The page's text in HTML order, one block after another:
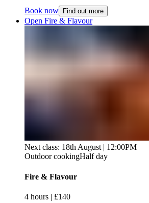
Book now Find out more
Open Fire & Flavour​​​​‌ ‍ ​‍​‍‌‍ ‌ ​‍‌‍‍‌‌‍‌ ‌‍‍‌‌‍ ‍​‍​‍​ ‍‍​‍​‍‌ ​ ‌‍​‌‌‍ ‍‌‍‍‌‌ ‌​‌ ‍‌​‍ ‍‌‍‍‌‌‍ ​‍​‍​‍ ​​‍​‍‌‍‍​‌ ​‍‌‍‌‌‌‍‌‍​‍​‍​ ‍‍​‍​‍‌‍‍​‌ ‌​‌ ‌​‌ ​​‌ ​ ​ ‍‍​‍ ​‍ ‌‍ ​​‍ ‌‌‍​‌‌‍ ‍‌‍‌​​‍ ‌‌ ​‍​‍ ‌‌‍‍​‌‍ ‌ ‌​‌‍‌‌‌‍ ​‌ ​ ​‍ ‌‌ ​ ‌ ‌​‌ ‌‌‌‍‌​‌‍‍‌‌‍ ​‍ ‍‌ ‌‍‌‍‌‌‌ ​‍‌‍​ ‌‍‌‌‌‍ ​​‍ ‍‌‍​‌‌ ​​‌ ​​​‍ ‌‍‍‌‌‍ ‍‌ ‌​‌‍‌‌‌‍ ‍‌ ‌​​‍ ‌‍‌‌‌‍‌​‌‍‍‌‌ ‌​​‍ ‌‍ ‌‌‍ ‌‍‌​‌‍‌‌​ ‌‌ ​​‌ ​‍‌‍‌‌‌ ​ ‌‍‌‌‌‍ ‍‌ ‌​‌‍​‌‌ ‌​‌‍‍‌‌‍ ‌‍ ‍​ ‍ ‌‍‍‌‌‍‌​​ ‌​ ​‍​ ‌‌‌‍‌​​ ‍‌​ ​‌​ ‍​​ ​‍​ ​‌​‍ ‌‌‍​‌​ ​‌​ ‌‌​ ​ ​‍ ‌​ ‌​‌‍‌​​ ‌‌​ ‌‌​‍ ‌‌‍​‌‌‍‌‍‌‍‌‌‌‍​‌​‍ ‌​ ‌ ​ ‌ ‌‍‌‌​ ‌​​ ‌ ​ ​ ​ ‌‍​ ‌​‌‍‌‍​ ​ ​ ​​​ ‌ ​ ‍ ‌ ‌​‌ ‍‌‌ ​​‌‍‌‌​ ‌‌‍‍​‌‍ ‌ ‌​‌‍‌‌‌‍ ​‌​​ ‌‍ ​‌‍​‌‌ ​ ‌ ​ ​ ‍ ‌ ​​‌‍​‌‌ ‌​‌‍‍​​ ‌‌ ‌​‌‍‍‌‌ ‌​‌‍ ​‌‍‌‌​ ‌‍​‍‌‍​‌‌ ​ ‌‍‌‌‌‌‌‌‌ ​‍‌‍ ​​ ‌‌‍‍​‌ ‌​‌ ‌​‌ ​​‌ ​ ​‍‌‌​ ​ ‌​​‌​‍‌‌​ ​‍‌​‌‍​‍‌‌​ ​‍‌​‌‍‌‍ ​​‍ ‌‌‍​‌‌‍ ‍‌‍‌​​‍ ‌‌ ​‍​‍ ‌‌‍‍​‌‍ ‌ ‌​‌‍‌‌‌‍ ​‌ ​ ​‍ ‌‌ ​ ‌ ‌​‌ ‌‌‌‍‌​‌‍‍‌‌‍ ​‍ ‍‌ ‌‍‌‍‌‌‌ ​‍‌‍​ ‌‍‌‌‌‍ ​​‍ ‍‌‍​‌‌ ​​‌ ​​​‍‌‍‌‍‍‌‌‍‌​​ ‌​ ​‍​ ‌‌‌‍‌​​ ‍‌​ ​‌​ ‍​​ ​‍​ ​‌​‍ ‌‌‍​‌​ ​‌​ ‌‌​ ​ ​‍ ‌​ ‌​‌‍‌​​ ‌‌​ ‌‌​‍ ‌‌‍​‌‌‍‌‍‌‍‌‌‌‍​‌​‍ ‌​ ‌ ​ ‌ ‌‍‌‌​ ‌​​ ‌ ​ ​ ​ ‌‍​ ‌​‌‍‌‍​ ​ ​ ​​​ ‌ ​‍‌‍‌ ‌​‌ ‍‌‌ ​​‌‍‌‌​ ‌‌‍‍​‌‍ ‌ ‌​‌‍‌‌‌‍ ​‌​​ ‌‍ ​‌‍​‌‌ ​ ‌ ​ ​‍‌‍‌ ​​‌‍​‌‌ ‌​‌‍‍​​ ‌‌ ‌​‌‍‍‌‌ ‌​‌‍ ​‌‍‌‌​‍‌‍‌ ​​‌‍‌‌‌ ​‍‌ ​ ‌ ​​‌‍‌‌‌‍​ ‌ ‌​‌‍‍‌‌ ‌‍‌‍‌‌​ ‌‌ ​​‌ ‌‌‌‍​‍‌‍ ​‌‍‍‌‌ ​ ‌‍‍​‌‍‌‌‌‍‌​​‍​‍‌ ‌
Next class: 18th August | 12:00PM
Outdoor cookingHalf day
Fire & Flavour​​​​‌ ‍ ​‍​‍‌‍ ‌ ​‍‌‍‍‌‌‍‌ ‌‍‍‌‌‍ ‍​‍​‍​ ‍‍​‍​‍‌ ​ ‌‍​‌‌‍ ‍‌‍‍‌‌ ‌​‌ ‍‌​‍ ‍‌‍‍‌‌‍ ​‍​‍​‍ ​​‍​‍‌‍‍​‌ ​‍‌‍‌‌‌‍‌‍​‍​‍​ ‍‍​‍​‍‌‍‍​‌ ‌​‌ ‌​‌ ​​‌ ​ ​ ‍‍​‍ ​‍ ‌‍ ​​‍ ‌‌‍​‌‌‍ ‍‌‍‌​​‍ ‌‌ ​‍​‍ ‌‌‍‍​‌‍ ‌ ‌​‌‍‌‌‌‍ ​‌ ​ ​‍ ‌‌ ​ ‌ ‌​‌ ‌‌‌‍‌​‌‍‍‌‌‍ ​‍ ‍‌ ‌‍‌‍‌‌‌ ​‍‌‍​ ‌‍‌‌‌‍ ​​‍ ‍‌‍​‌‌ ​​‌ ​​​‍ ‌‍‍‌‌‍ ‍‌ ‌​‌‍‌‌‌‍ ‍‌ ‌​​‍ ‌‍‌‌‌‍‌​‌‍‍‌‌ ‌​​‍ ‌‍ ‌‌‍ ‌‍‌​‌‍‌‌​ ‌‌ ​​‌ ​‍‌‍‌‌‌ ​ ‌‍‌‌‌‍ ‍‌ ‌​‌‍​‌‌ ‌​‌‍‍‌‌‍ ‌‍ ‍​ ‍ ‌‍‍‌‌‍‌​​ ‌​ ​‍​ ‌‌‌‍‌​​ ‍‌​ ​‌​ ‍​​ ​‍​ ​‌​‍ ‌‌‍​‌​ ​‌​ ‌‌​ ​ ​‍ ‌​ ‌​‌‍‌​​ ‌‌​ ‌‌​‍ ‌‌‍​‌‌‍‌‍‌‍‌‌‌‍​‌​‍ ‌​ ‌ ​ ‌ ‌‍‌‌​ ‌​​ ‌ ​ ​ ​ ‌‍​ ‌​‌‍‌‍​ ​ ​ ​​​ ‌ ​ ‍ ‌ ‌​‌ ‍‌‌ ​​‌‍‌‌​ ‌‌‍‍​‌‍ ‌ ‌​‌‍‌‌‌‍ ​‌​​ ‌‍ ​‌‍​‌‌ ​ ‌ ​ ​ ‍ ‌ ​​‌‍​‌‌ ‌​‌‍‍​​ ‌‌ ‌​‌‍‍‌‌ ‌​‌‍ ​‌‍‌‌​ ‌‍​‍‌‍​‌‌ ​ ‌‍‌‌‌‌‌‌‌ ​‍‌‍ ​​ ‌‌‍‍​‌ ‌​‌ ‌​‌ ​​‌ ​ ​‍‌‌​ ​ ‌​​‌​‍‌‌​ ​‍‌​‌‍​‍‌‌​ ​‍‌​‌‍‌‍ ​​‍ ‌‌‍​‌‌‍ ‍‌‍‌​​‍ ‌‌ ​‍​‍ ‌‌‍‍​‌‍ ‌ ‌​‌‍‌‌‌‍ ​‌ ​ ​‍ ‌‌ ​ ‌ ‌​‌ ‌‌‌‍‌​‌‍‍‌‌‍ ​‍ ‍‌ ‌‍‌‍‌‌‌ ​‍‌‍​ ‌‍‌‌‌‍ ​​‍ ‍‌‍​‌‌ ​​‌ ​​​‍‌‍‌‍‍‌‌‍‌​​ ‌​ ​‍​ ‌‌‌‍‌​​ ‍‌​ ​‌​ ‍​​ ​‍​ ​‌​‍ ‌‌‍​‌​ ​‌​ ‌‌​ ​ ​‍ ‌​ ‌​‌‍‌​​ ‌‌​ ‌‌​‍ ‌‌‍​‌‌‍‌‍‌‍‌‌‌‍​‌​‍ ‌​ ‌ ​ ‌ ‌‍‌‌​ ‌​​ ‌ ​ ​ ​ ‌‍​ ‌​‌‍‌‍​ ​ ​ ​​​ ‌ ​‍‌‍‌ ‌​‌ ‍‌‌ ​​‌‍‌‌​ ‌‌‍‍​‌‍ ‌ ‌​‌‍‌‌‌‍ ​‌​​ ‌‍ ​‌‍​‌‌ ​ ‌ ​ ​‍‌‍‌ ​​‌‍​‌‌ ‌​‌‍‍​​ ‌‌ ‌​‌‍‍‌‌ ‌​‌‍ ​‌‍‌‌​‍‌‍‌ ​​‌‍‌‌‌ ​‍‌ ​ ‌ ​​‌‍‌‌‌‍​ ‌ ‌​‌‍‍‌‌ ‌‍‌‍‌‌​ ‌‌ ​​‌ ‌‌‌‍​‍‌‍ ​‌‍‍‌‌ ​ ‌‍‍​‌‍‌‌‌‍‌​​‍​‍‌ ‌
4 hours​​​​‌ ‍ ​‍​‍‌‍ ‌ ​‍‌‍‍‌‌‍‌ ‌‍‍‌‌‍ ‍​‍​‍​ ‍‍​‍​‍‌ ​ ‌‍​‌‌‍ ‍‌‍‍‌‌ ‌​‌ ‍‌​‍ ‍‌‍‍‌‌‍ ​‍​‍​‍ ​​‍​‍‌‍‍​‌ ​‍‌‍‌‌‌‍‌‍​‍​‍​ ‍‍​‍​‍‌‍‍​‌ ‌​‌ ‌​‌ ​​‌ ​ ​ ‍‍​‍ ​‍ ‌‍ ​​‍ ‌‌‍​‌‌‍ ‍‌‍‌​​‍ ‌‌ ​‍​‍ ‌‌‍‍​‌‍ ‌ ‌​‌‍‌‌‌‍ ​‌ ​ ​‍ ‌‌ ​ ‌ ‌​‌ ‌‌‌‍‌​‌‍‍‌‌‍ ​‍ ‍‌ ‌‍‌‍‌‌‌ ​‍‌‍​ ‌‍‌‌‌‍ ​​‍ ‍‌‍​‌‌ ​​‌ ​​​‍ ‌‍‍‌‌‍ ‍‌ ‌​‌‍‌‌‌‍ ‍‌ ‌​​‍ ‌‍‌‌‌‍‌​‌‍‍‌‌ ‌​​‍ ‌‍ ‌‌‍ ‌‍‌​‌‍‌‌​ ‌‌ ​​‌ ​‍‌‍‌‌‌ ​ ‌‍‌‌‌‍ ‍‌ ‌​‌‍​‌‌ ‌​‌‍‍‌‌‍ ‌‍ ‍​ ‍ ‌‍‍‌‌‍‌​​ ‌​ ​‍​ ‌‌‌‍‌​​ ‍‌​ ​‌​ ‍​​ ​‍​ ​‌​‍ ‌‌‍​‌​ ​‌​ ‌‌​ ​ ​‍ ‌​ ‌​‌‍‌​​ ‌‌​ ‌‌​‍ ‌‌‍​‌‌‍‌‍‌‍‌‌‌‍​‌​‍ ‌​ ‌ ​ ‌ ‌‍‌‌​ ‌​​ ‌ ​ ​ ​ ‌‍​ ‌​‌‍‌‍​ ​ ​ ​​​ ‌ ​ ‍ ‌ ‌​‌ ‍‌‌ ​​‌‍‌‌​ ‌‌‍‍​‌‍ ‌ ‌​‌‍‌‌‌‍ ​‌​​ ‌‍ ​‌‍​‌‌ ​ ‌ ​ ​ ‍ ‌ ​​‌‍​‌‌ ‌​‌‍‍​​ ‌‌ ‌​‌‍‍‌‌‍ ‌‌‍‌‌​ ‌‍​‍‌‍​‌‌ ​ ‌‍‌‌‌‌‌‌‌ ​‍‌‍ ​​ ‌‌‍‍​‌ ‌​‌ ‌​‌ ​​‌ ​ ​‍‌‌​ ​ ‌​​‌​‍‌‌​ ​‍‌​‌‍​‍‌‌​ ​‍‌​‌‍‌‍ ​​‍ ‌‌‍​‌‌‍ ‍‌‍‌​​‍ ‌‌ ​‍​‍ ‌‌‍‍​‌‍ ‌ ‌​‌‍‌‌‌‍ ​‌ ​ ​‍ ‌‌ ​ ‌ ‌​‌ ‌‌‌‍‌​‌‍‍‌‌‍ ​‍ ‍‌ ‌‍‌‍‌‌‌ ​‍‌‍​ ‌‍‌‌‌‍ ​​‍ ‍‌‍​‌‌ ​​‌ ​​​‍‌‍‌‍‍‌‌‍‌​​ ‌​ ​‍​ ‌‌‌‍‌​​ ‍‌​ ​‌​ ‍​​ ​‍​ ​‌​‍ ‌‌‍​‌​ ​‌​ ‌‌​ ​ ​‍ ‌​ ‌​‌‍‌​​ ‌‌​ ‌‌​‍ ‌‌‍​‌‌‍‌‍‌‍‌‌‌‍​‌​‍ ‌​ ‌ ​ ‌ ‌‍‌‌​ ‌​​ ‌ ​ ​ ​ ‌‍​ ‌​‌‍‌‍​ ​ ​ ​​​ ‌ ​‍‌‍‌ ‌​‌ ‍‌‌ ​​‌‍‌‌​ ‌‌‍‍​‌‍ ‌ ‌​‌‍‌‌‌‍ ​‌​​ ‌‍ ​‌‍​‌‌ ​ ‌ ​ ​‍‌‍‌ ​​‌‍​‌‌ ‌​‌‍‍​​ ‌‌ ‌​‌‍‍‌‌‍ ‌‌‍‌‌​‍‌‍‌ ​​‌‍‌‌‌ ​‍‌ ​ ‌ ​​‌‍‌‌‌‍​ ‌ ‌​‌‍‍‌‌ ‌‍‌‍‌‌​ ‌‌ ​​‌ ‌‌‌‍​‍‌‍ ​‌‍‍‌‌ ​ ‌‍‍​‌‍‌‌‌‍‌​​‍​‍‌ ‌ | £140​​​​‌ ‍ ​‍​‍‌‍ ‌ ​‍‌‍‍‌‌‍‌ ‌‍‍‌‌‍ ‍​‍​‍​ ‍‍​‍​‍‌ ​ ‌‍​‌‌‍ ‍‌‍‍‌‌ ‌​‌ ‍‌​‍ ‍‌‍‍‌‌‍ ​‍​‍​‍ ​​‍​‍‌‍‍​‌ ​‍‌‍‌‌‌‍‌‍​‍​‍​ ‍‍​‍​‍‌‍‍​‌ ‌​‌ ‌​‌ ​​‌ ​ ​ ‍‍​‍ ​‍ ‌‍ ​​‍ ‌‌‍​‌‌‍ ‍‌‍‌​​‍ ‌‌ ​‍​‍ ‌‌‍‍​‌‍ ‌ ‌​‌‍‌‌‌‍ ​‌ ​ ​‍ ‌‌ ​ ‌ ‌​‌ ‌‌‌‍‌​‌‍‍‌‌‍ ​‍ ‍‌ ‌‍‌‍‌‌‌ ​‍‌‍​ ‌‍‌‌‌‍ ​​‍ ‍‌‍​‌‌ ​​‌ ​​​‍ ‌‍‍‌‌‍ ‍‌ ‌​‌‍‌‌‌‍ ‍‌ ‌​​‍ ‌‍‌‌‌‍‌​‌‍‍‌‌ ‌​​‍ ‌‍ ‌‌‍ ‌‍‌​‌‍‌‌​ ‌‌ ​​‌ ​‍‌‍‌‌‌ ​ ‌‍‌‌‌‍ ‍‌ ‌​‌‍​‌‌ ‌​‌‍‍‌‌‍ ‌‍ ‍​ ‍ ‌‍‍‌‌‍‌​​ ‌​ ​‍​ ‌‌‌‍‌​​ ‍‌​ ​‌​ ‍​​ ​‍​ ​‌​‍ ‌‌‍​‌​ ​‌​ ‌‌​ ​ ​‍ ‌​ ‌​‌‍‌​​ ‌‌​ ‌‌​‍ ‌‌‍​‌‌‍‌‍‌‍‌‌‌‍​‌​‍ ‌​ ‌ ​ ‌ ‌‍‌‌​ ‌​​ ‌ ​ ​ ​ ‌‍​ ‌​‌‍‌‍​ ​ ​ ​​​ ‌ ​ ‍ ‌ ‌​‌ ‍‌‌ ​​‌‍‌‌​ ‌‌‍‍​‌‍ ‌ ‌​‌‍‌‌‌‍ ​‌​​ ‌‍ ​‌‍​‌‌ ​ ‌ ​ ​ ‍ ‌ ​​‌‍​‌‌ ‌​‌‍‍​​ ‌‌ ​​‌ ​‍‌‍‍‌‌‍​ ‌‍‌‌​ ‌‍​‍‌‍​‌‌ ​ ‌‍‌‌‌‌‌‌‌ ​‍‌‍ ​​ ‌‌‍‍​‌ ‌​‌ ‌​‌ ​​‌ ​ ​‍‌‌​ ​ ‌​​‌​‍‌‌​ ​‍‌​‌‍​‍‌‌​ ​‍‌​‌‍‌‍ ​​‍ ‌‌‍​‌‌‍ ‍‌‍‌​​‍ ‌‌ ​‍​‍ ‌‌‍‍​‌‍ ‌ ‌​‌‍‌‌‌‍ ​‌ ​ ​‍ ‌‌ ​ ‌ ‌​‌ ‌‌‌‍‌​‌‍‍‌‌‍ ​‍ ‍‌ ‌‍‌‍‌‌‌ ​‍‌‍​ ‌‍‌‌‌‍ ​​‍ ‍‌‍​‌‌ ​​‌ ​​​‍‌‍‌‍‍‌‌‍‌​​ ‌​ ​‍​ ‌‌‌‍‌​​ ‍‌​ ​‌​ ‍​​ ​‍​ ​‌​‍ ‌‌‍​‌​ ​‌​ ‌‌​ ​ ​‍ ‌​ ‌​‌‍‌​​ ‌‌​ ‌‌​‍ ‌‌‍​‌‌‍‌‍‌‍‌‌‌‍​‌​‍ ‌​ ‌ ​ ‌ ‌‍‌‌​ ‌​​ ‌ ​ ​ ​ ‌‍​ ‌​‌‍‌‍​ ​ ​ ​​​ ‌ ​‍‌‍‌ ‌​‌ ‍‌‌ ​​‌‍‌‌​ ‌‌‍‍​‌‍ ‌ ‌​‌‍‌‌‌‍ ​‌​​ ‌‍ ​‌‍​‌‌ ​ ‌ ​ ​‍‌‍‌ ​​‌‍​‌‌ ‌​‌‍‍​​ ‌‌ ​​‌ ​‍‌‍‍‌‌‍​ ‌‍‌‌​‍‌‍‌ ​​‌‍‌‌‌ ​‍‌ ​ ‌ ​​‌‍‌‌‌‍​ ‌ ‌​‌‍‍‌‌ ‌‍‌‍‌‌​ ‌‌ ​​‌ ‌‌‌‍​‍‌‍ ​‌‍‍‌‌ ​ ‌‍‍​‌‍‌‌‌‍‌​​‍​‍‌ ‌